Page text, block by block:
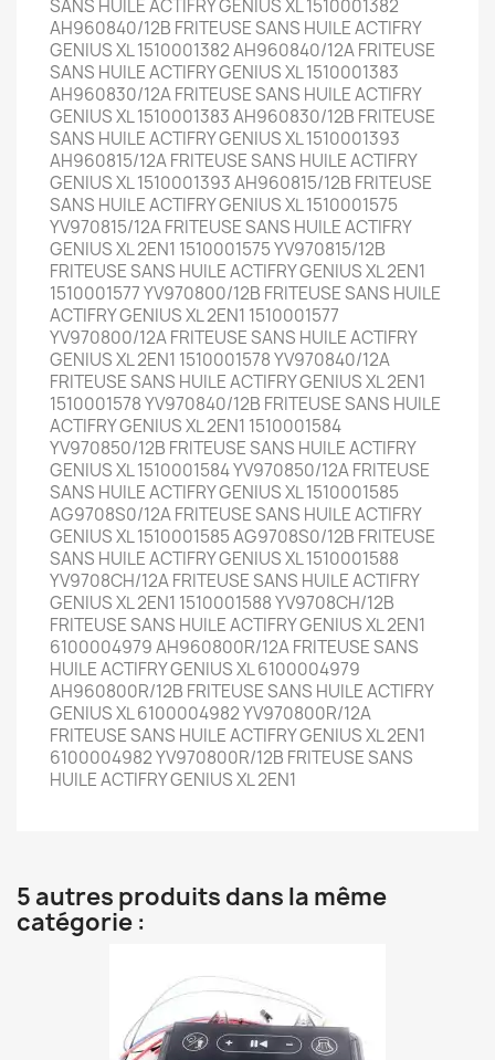
SANS HUILE ACTIFRY GENIUS XL 1510001382
AH960840/12B FRITEUSE SANS HUILE ACTIFRY
GENIUS XL 1510001382 AH960840/12A FRITEUSE
SANS HUILE ACTIFRY GENIUS XL 1510001383
AH960830/12A FRITEUSE SANS HUILE ACTIFRY
GENIUS XL 1510001383 AH960830/12B FRITEUSE
SANS HUILE ACTIFRY GENIUS XL 1510001393
AH960815/12A FRITEUSE SANS HUILE ACTIFRY
GENIUS XL 1510001393 AH960815/12B FRITEUSE
SANS HUILE ACTIFRY GENIUS XL 1510001575
YV970815/12A FRITEUSE SANS HUILE ACTIFRY
GENIUS XL 2EN1 1510001575 YV970815/12B
FRITEUSE SANS HUILE ACTIFRY GENIUS XL 2EN1
1510001577 YV970800/12B FRITEUSE SANS HUILE
ACTIFRY GENIUS XL 2EN1 1510001577
YV970800/12A FRITEUSE SANS HUILE ACTIFRY
GENIUS XL 2EN1 1510001578 YV970840/12A
FRITEUSE SANS HUILE ACTIFRY GENIUS XL 2EN1
1510001578 YV970840/12B FRITEUSE SANS HUILE
ACTIFRY GENIUS XL 2EN1 1510001584
YV970850/12B FRITEUSE SANS HUILE ACTIFRY
GENIUS XL 1510001584 YV970850/12A FRITEUSE
SANS HUILE ACTIFRY GENIUS XL 1510001585
AG9708S0/12A FRITEUSE SANS HUILE ACTIFRY
GENIUS XL 1510001585 AG9708S0/12B FRITEUSE
SANS HUILE ACTIFRY GENIUS XL 1510001588
YV9708CH/12A FRITEUSE SANS HUILE ACTIFRY
GENIUS XL 2EN1 1510001588 YV9708CH/12B
FRITEUSE SANS HUILE ACTIFRY GENIUS XL 2EN1
6100004979 AH960800R/12A FRITEUSE SANS
HUILE ACTIFRY GENIUS XL 6100004979
AH960800R/12B FRITEUSE SANS HUILE ACTIFRY
GENIUS XL 6100004982 YV970800R/12A
FRITEUSE SANS HUILE ACTIFRY GENIUS XL 2EN1
6100004982 YV970800R/12B FRITEUSE SANS
HUILE ACTIFRY GENIUS XL 2EN1
5 autres produits dans la même
catégorie :